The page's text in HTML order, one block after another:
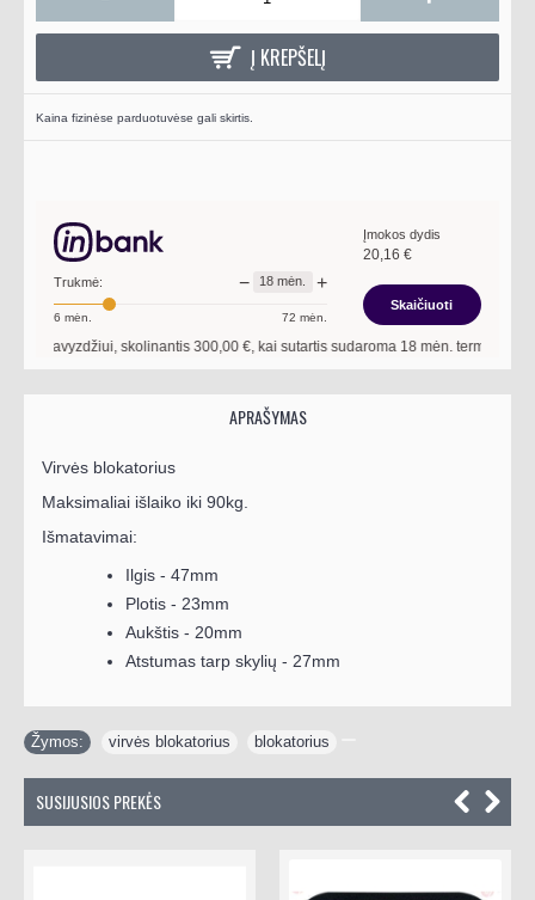
Į KREPŠELĮ
Kaina fizinėse parduotuvėse gali skirtis.
Trukmė: − 18 mėn. +
6 mėn. 72 mėn.
Įmokos dydis
20,16 €
Skaičiuoti
Pavyzdžiui, skolinantis300,00€, kai sutartis sudaroma18mėn. terminui,
APRAŠYMAS
Virvės blokatorius
Maksimaliai išlaiko iki 90kg.
Išmatavimai:
Ilgis - 47mm
Plotis - 23mm
Aukštis - 20mm
Atstumas tarp skylių - 27mm
Žymos: virvės blokatorius blokatorius
SUSIJUSIOS PREKĖS